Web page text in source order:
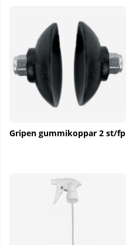
Gripen gummikoppar 2 st/fp